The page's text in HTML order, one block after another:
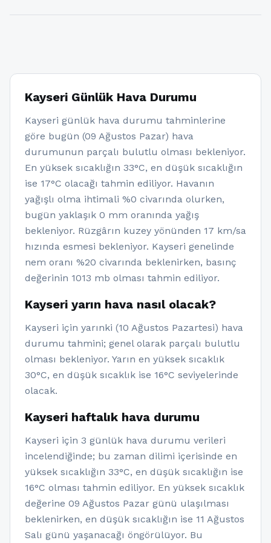
Kayseri Günlük Hava Durumu
Kayseri günlük hava durumu tahminlerine
göre bugün (09 Ağustos Pazar) hava
durumunun parçalı bulutlu olması bekleniyor.
En yüksek sıcaklığın 33°C, en düşük sıcaklığın
ise 17°C olacağı tahmin ediliyor. Havanın
yağışlı olma ihtimali %0 civarında olurken,
bugün yaklaşık 0 mm oranında yağış
bekleniyor. Rüzgârın kuzey yönünden 17 km/sa
hızında esmesi bekleniyor. Kayseri genelinde
nem oranı %20 civarında beklenirken, basınç
değerinin 1013 mb olması tahmin ediliyor.
Kayseri yarın hava nasıl olacak?
Kayseri için yarınki (10 Ağustos Pazartesi) hava
durumu tahmini; genel olarak parçalı bulutlu
olması bekleniyor. Yarın en yüksek sıcaklık
30°C, en düşük sıcaklık ise 16°C seviyelerinde
olacak.
Kayseri haftalık hava durumu
Kayseri için 3 günlük hava durumu verileri
incelendiğinde; bu zaman dilimi içerisinde en
yüksek sıcaklığın 33°C, en düşük sıcaklığın ise
16°C olması tahmin ediliyor. En yüksek sıcaklık
değerine 09 Ağustos Pazar günü ulaşılması
beklenirken, en düşük sıcaklığın ise 11 Ağustos
Salı günü yaşanacağı öngörülüyor. Bu